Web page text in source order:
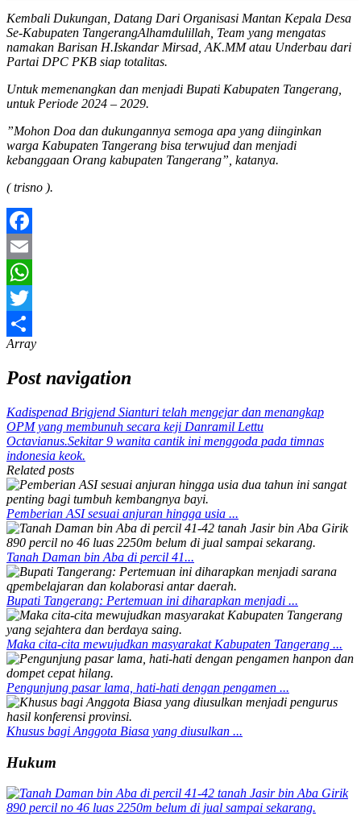
Kembali Dukungan, Datang Dari Organisasi Mantan Kepala Desa
Se-Kabupaten TangerangAlhamdulillah, Team yang mengatas
namakan Barisan H.Iskandar Mirsad, AK.MM atau Underbau dari
Partai DPC PKB siap totalitas.
Untuk memenangkan dan menjadi Bupati Kabupaten Tangerang,
untuk Periode 2024 – 2029.
”Mohon Doa dan dukungannya semoga apa yang diinginkan
warga Kabupaten Tangerang bisa terwujud dan menjadi
kebanggaan Orang kabupaten Tangerang”, katanya.
( trisno ).
Facebook
Email
WhatsApp
Twitter
Share
Array
Post navigation
Kadispenad Brigjend Sianturi telah mengejar dan menangkap
OPM yang membunuh secara keji Danramil Lettu
Octavianus.Sekitar 9 wanita cantik ini menggoda pada timnas
indonesia keok.
Related posts
Pemberian ASI sesuai anjuran hingga usia ...
Tanah Daman bin Aba di percil 41...
Bupati Tangerang: Pertemuan ini diharapkan menjadi ...
Maka cita-cita mewujudkan masyarakat Kabupaten Tangerang ...
Pengunjung pasar lama, hati-hati dengan pengamen ...
Khusus bagi Anggota Biasa yang diusulkan ...
Hukum